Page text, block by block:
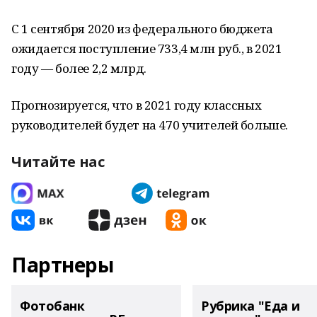
С 1 сентября 2020 из федерального бюджета
ожидается поступление 733,4 млн руб., в 2021
году — более 2,2 млрд.
Прогнозируется, что в 2021 году классных
руководителей будет на 470 учителей больше.
Читайте нас
Партнеры
Фотобанк Рубрика "Еда и